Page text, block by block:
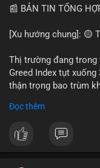
$btc $eth $sol $xrp
#vlikevn #titanbot
📰 Nguồn: Decrypt
📰 BẢN TIN TỔNG
[Xu hướng chung]: 🟡
Thị trường đang
Greed Index tụt
thận trọng bao trùm
giao dịch BTC lớn
hơn 23,6 triệu USD.
Đọc thêm